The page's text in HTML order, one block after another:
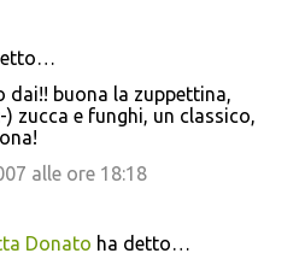
dai!! buona la zuppettina,
zucca e funghi, un classico,
alle ore 18:18
Donato ha detto…